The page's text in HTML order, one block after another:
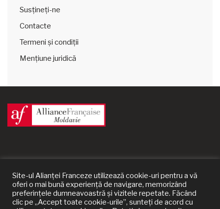
Susțineți-ne
Contacte
Termeni și condiții
Mențiune juridică
Site-ul Alianței Franceze utilizează cookie-uri pentru a vă
oferi o mai bună experiență de navigare, memorizând
preferințele dumneavoastră și vizitele repetate. Făcând
clic pe „Accept toate cookie-urile”, sunteți de acord cu